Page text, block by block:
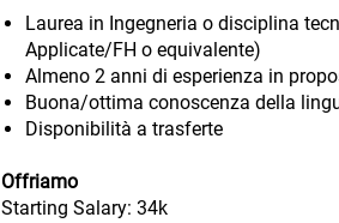
Laurea in Ingegneria o disciplina
Applicate/FH o equivalente)
Almeno 2 anni di esperienza in
Buona/ottima conoscenza della
Disponibilità a trasferte
Offriamo
Starting Salary: 34k